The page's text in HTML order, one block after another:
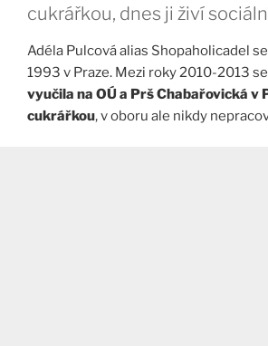
cukrářkou, dnes ji živí
Adéla Pulcová alias Shopaholicadel
1993 v Praze. Mezi roky 2010-2013
vyučila na OÚ a Prš Chabařovická v
cukrářkou, v oboru ale nikdy